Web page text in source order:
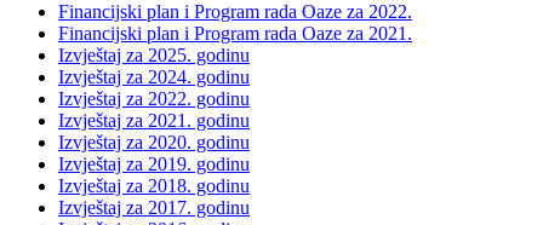
Financijski plan i Program rada Oaze za 2022.
Financijski plan i Program rada Oaze za 2021.
Izvještaj za 2025. godinu
Izvještaj za 2024. godinu
Izvještaj za 2022. godinu
Izvještaj za 2021. godinu
Izvještaj za 2020. godinu
Izvještaj za 2019. godinu
Izvještaj za 2018. godinu
Izvještaj za 2017. godinu